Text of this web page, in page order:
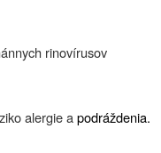
rinovírusov
alergie apodráždenia.